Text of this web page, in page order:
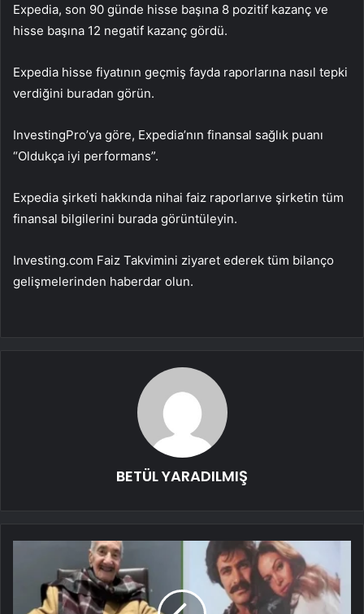
Expedia, son 90 günde hisse başına 8 pozitif kazanç ve
hisse başına 12 negatif kazanç gördü.
Expedia hisse fiyatının geçmiş fayda raporlarına nasıl tepki
verdiğini buradan görün.
InvestingPro’ya göre, Expedia’nın finansal sağlık puanı
“Oldukça iyi performans”.
Expedia şirketi hakkında nihai faiz raporlarıve şirketin tüm
finansal bilgilerini burada görüntüleyin.
Investing.com Faiz Takvimini ziyaret ederek tüm bilanço
gelişmelerinden haberdar olun.
BETÜL YARADILMIŞ